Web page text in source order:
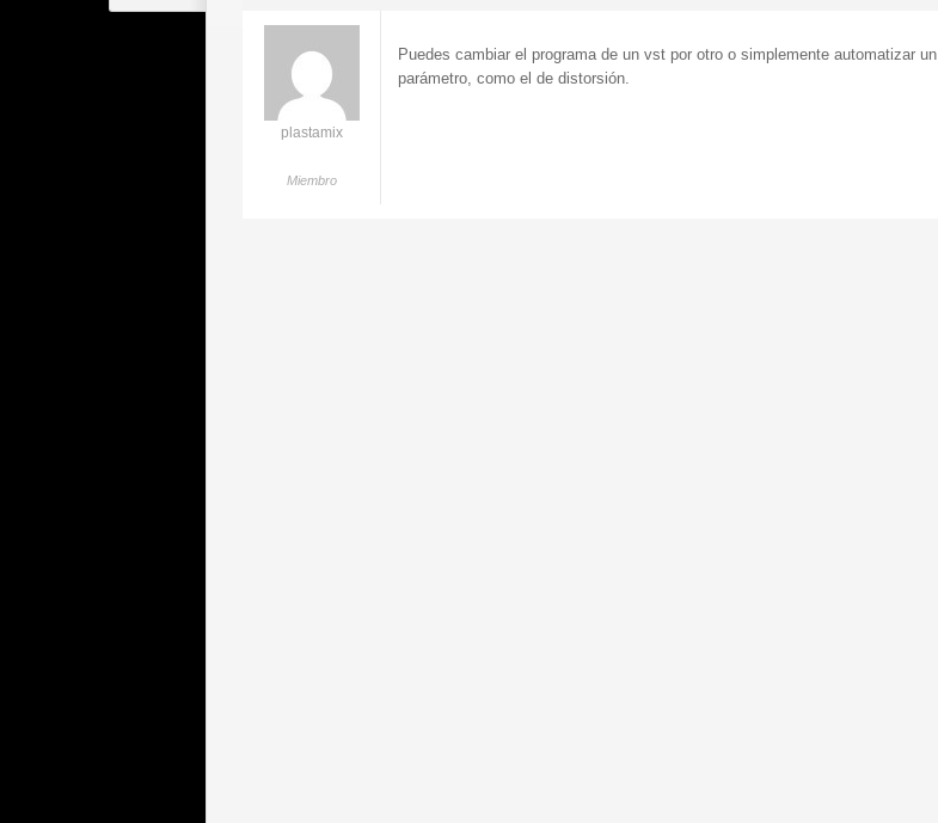
plastamix
Miembro
Puedes cambiar el programa de un vst por otro o simplemente automatizar un
parámetro, como el de distorsión.